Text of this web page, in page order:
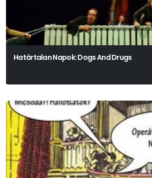
Határtalan Napok: Dogs And Drugs